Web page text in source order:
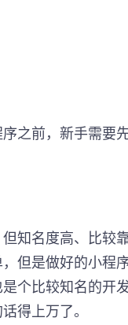
之前，新手需要
知名度高、比较
但是做好的小程
个比较知名的开
得上万了。